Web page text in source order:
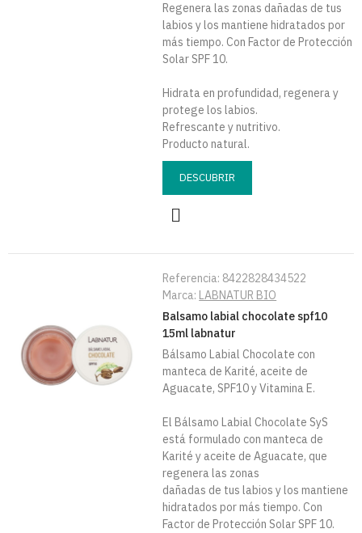
Regenera las zonas dañadas de tus
labios y los mantiene hidratados por
más tiempo. Con Factor de Protección
Solar SPF 10.
Hidrata en profundidad, regenera y
protege los labios.
Refrescante y nutritivo.
Producto natural.
DESCUBRIR
Referencia: 8422828434522
Marca: LABNATUR BIO
Balsamo labial chocolate spf10
15ml labnatur
Bálsamo Labial Chocolate con
manteca de Karité, aceite de
Aguacate, SPF10 y Vitamina E.
El Bálsamo Labial Chocolate SyS
está formulado con manteca de
Karité y aceite de Aguacate, que
regenera las zonas
dañadas de tus labios y los mantiene
hidratados por más tiempo. Con
Factor de Protección Solar SPF 10.